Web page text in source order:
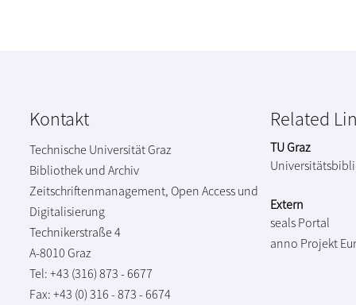
Kontakt
Technische Universität Graz
Bibliothek und Archiv
Zeitschriftenmanagement, Open Access und
Digitalisierung
Technikerstraße 4
A-8010 Graz
Tel: +43 (316) 873 - 6677
Fax: +43 (0) 316 - 873 - 6674
Related
TU Graz
Extern
seals Portal
anno Projekt